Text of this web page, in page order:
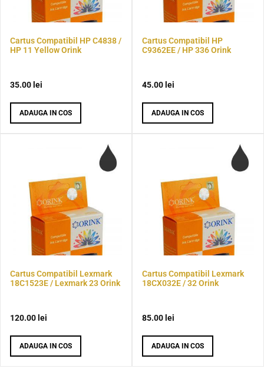
Cartus Compatibil HP C4838 /
HP 11 Yellow Orink
35.00 lei
ADAUGA IN COS
Cartus Compatibil HP
C9362EE / HP 336 Orink
45.00 lei
ADAUGA IN COS
Cartus Compatibil Lexmark
18C1523E / Lexmark 23 Orink
120.00 lei
ADAUGA IN COS
Cartus Compatibil Lexmark
18CX032E / 32 Orink
85.00 lei
ADAUGA IN COS